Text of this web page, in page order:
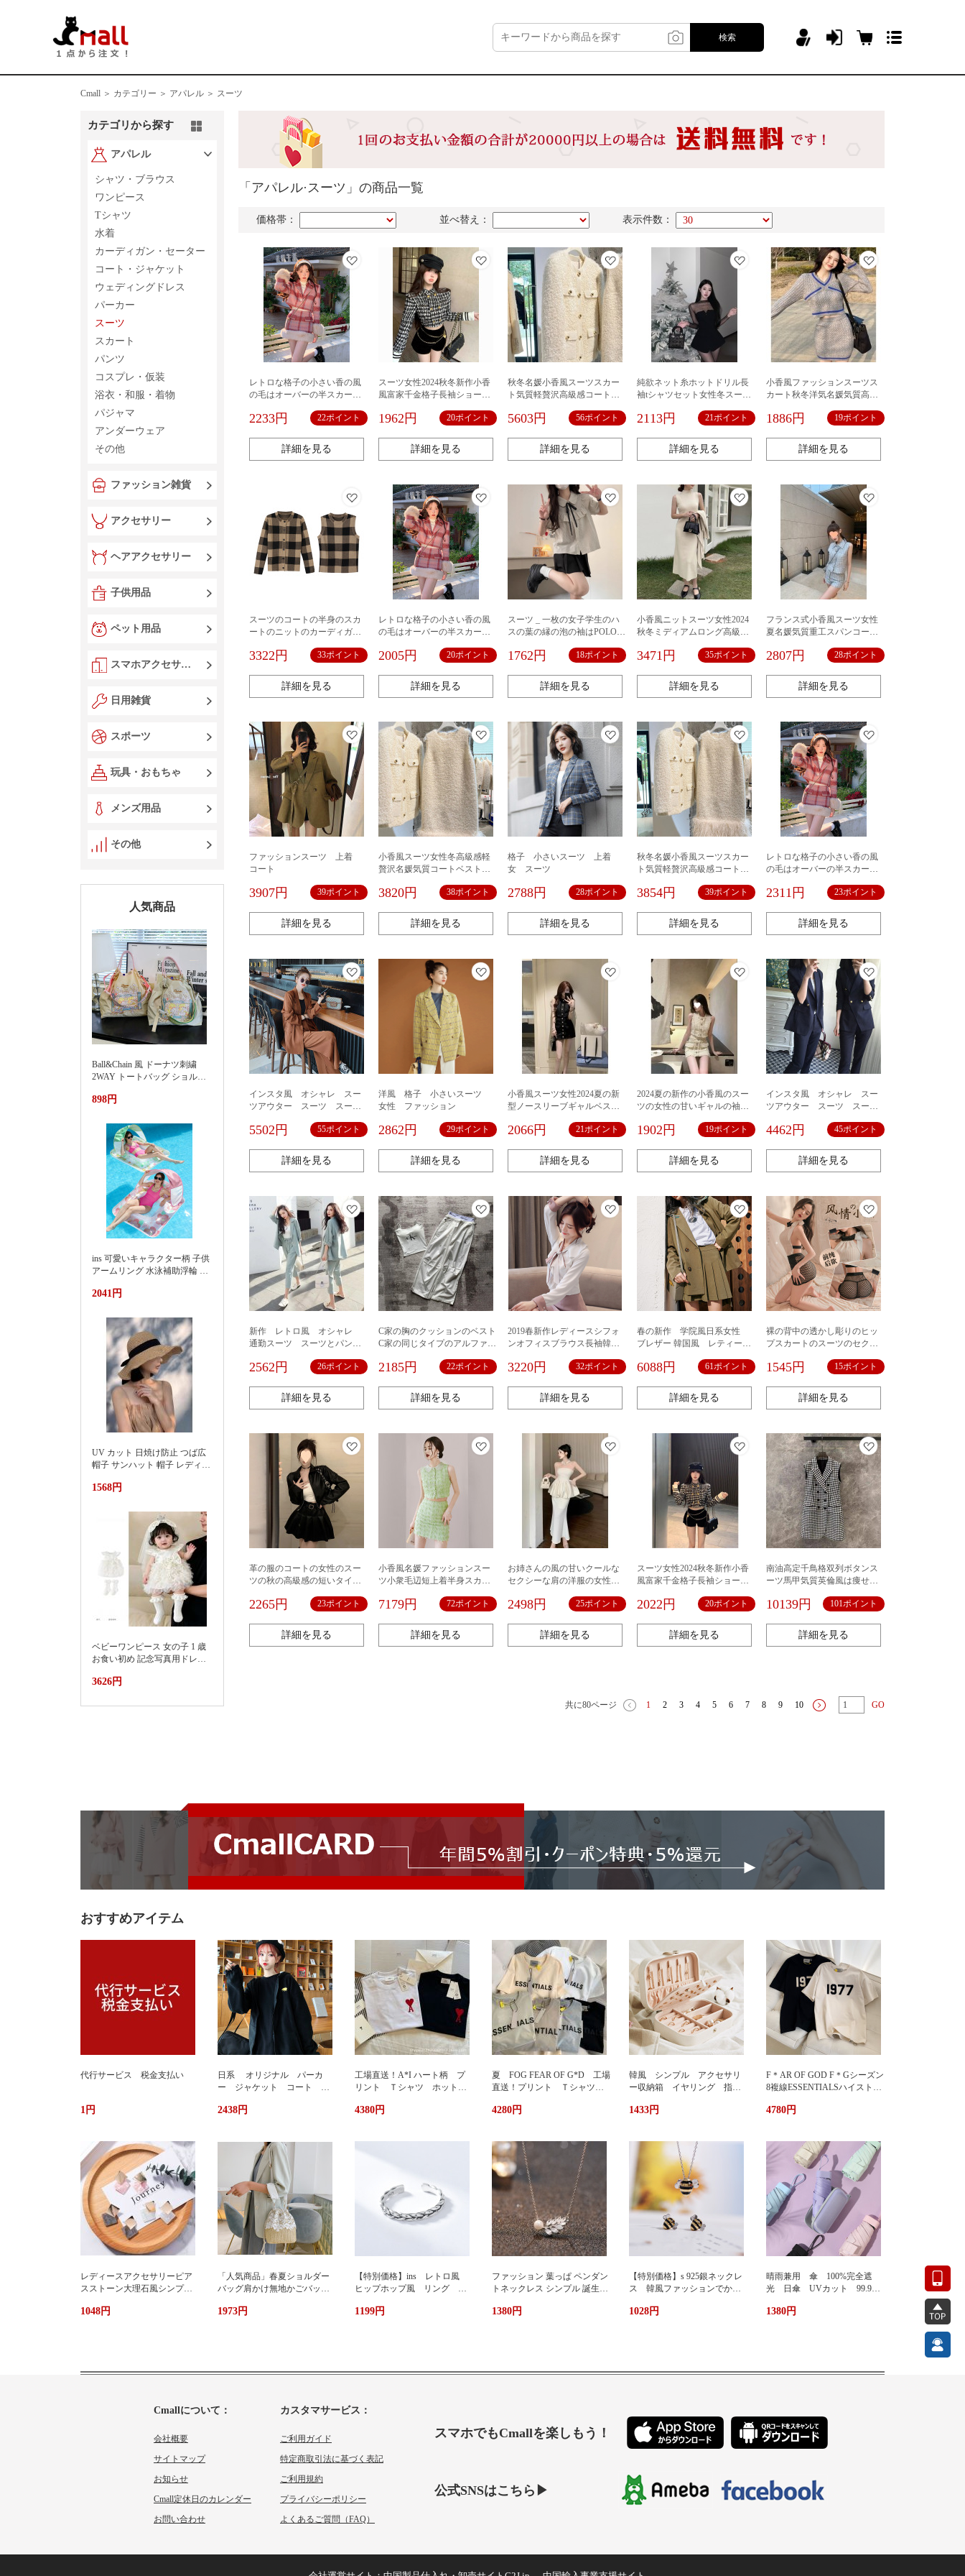
検索
Cmall ＞ カテゴリー ＞ アパレル ＞ スーツ
カテゴリから探す
アパレル
シャツ・ブラウス
ワンピース
Tシャツ
水着
カーディガン・セーター
コート・ジャケット
ウェディングドレス
パーカー
スーツ
スカート
パンツ
コスプレ・仮装
浴衣・和服・着物
パジャマ
アンダーウェア
その他
ファッション雑貨
アクセサリー
ヘアアクセサリー
子供用品
ペット用品
スマホアクセサリー
日用雑貨
スポーツ
玩具・おもちゃ
メンズ用品
その他
人気商品
Ball&Chain 風 ドーナツ刺繍
2WAY トートバッグ ショルダ
ッグ 大容量通勤カバン夏季新
搭通勤小众大容量单肩购物袋
898円
ins 可愛いキャラクター柄 子供
アームリング 水泳補助浮輪 プ
池遮阳蓬浮床充气浮排男女水
2041円
UV カット 日焼け防止 つば広
帽子 サンハット 帽子 レディー
好看防晒显脸小沙滩海边防紫
1568円
ベビーワンピース 女の子 1 歳
お食い初め 記念写真用ドレス
周礼服裙子婴儿夏装连衣裙蛋
3626円
「アパレル·スーツ」の商品一覧
価格帯： 並べ替え： 表示件数：
レトロな格子の小さい香の風
の毛はオーバーの半スカート
けて痩せています。
2233円 22ポイント
詳細を見る
スーツ女性2024秋冬新作小香
風富家千金格子長袖ショート
1962円 20ポイント
詳細を見る
秋冬名媛小香風スーツスカー
ト気質軽贅沢高級感コート毛
ス2点セット女性
5603円 56ポイント
詳細を見る
純欲ネット糸ホットドリル長
袖tシャツセット女性冬スーツ
2113円 21ポイント
詳細を見る
小香風ファッションスーツス
カート秋冬洋気名媛気質高級
ット女性
1886円 19ポイント
詳細を見る
スーツのコートの半身のスカ
ートのニットのカーディガン
ニーの紋様の女性のスーツの
3322円 33ポイント
詳細を見る
レトロな格子の小さい香の風
の毛はオーバーの半スカート
けて痩せています。
2005円 20ポイント
詳細を見る
スーツ _ 一枚の女子学生のハ
スの葉の縁の泡の袖はPOLOの
腰の高いスカートを締めま
1762円 18ポイント
詳細を見る
小香風ニットスーツ女性2024
秋冬ミディアムロング高級感
ンピース2点セット
3471円 35ポイント
詳細を見る
フランス式小香風スーツ女性
夏名媛気質重工スパンコール
ンツ
2807円 28ポイント
詳細を見る
ファッションスーツ 上着
コート
3907円 39ポイント
詳細を見る
小香風スーツ女性冬高級感軽
贅沢名媛気質コートベストワ
3820円 38ポイント
詳細を見る
格子 小さいスーツ 上着
女 スーツ
2788円 28ポイント
詳細を見る
秋冬名媛小香風スーツスカー
ト気質軽贅沢高級感コート毛
ス2点セット女性
3854円 39ポイント
詳細を見る
レトロな格子の小さい香の風
の毛はオーバーの半スカート
けて痩せています。
2311円 23ポイント
詳細を見る
インスタ風 オシャレ スー
ツアウター スーツ スーツ
ット 日常 カワイイ カジ
り 通学 通勤 デート ス
トレッチ レディース ファ
5502円 55ポイント
詳細を見る
洋風 格子 小さいスーツ
女性 ファッション
2862円 29ポイント
詳細を見る
小香風スーツ女性2024夏の新
型ノースリーブギャルベスト
スカート2点セット
2066円 21ポイント
詳細を見る
2024夏の新作の小香風のスー
ツの女性の甘いギャルの袖な
1902円 19ポイント
詳細を見る
インスタ風 オシャレ スー
ツアウター スーツ スーツ
セット購入可 日常 カワイ
ゆったり 通学 通勤 デー
ト ストレッチ レディー
4462円 45ポイント
詳細を見る
新作 レトロ風 オシャレ
通勤スーツ スーツとパンツ
スーツジャケット 日常 カ
トレッチ レディース ファ
ッション
2562円 26ポイント
詳細を見る
C家の胸のクッションのベスト
C家の同じタイプのアルファベ
2185円 22ポイント
詳細を見る
2019春新作レディースシフォ
ンオフィスブラウス長袖韓国
3220円 32ポイント
詳細を見る
春の新作 学院風日系女性
ブレザー 韓国風 レティース
たりし上着 アパレル スー
6088円 61ポイント
詳細を見る
裸の背中の透かし彫りのヒッ
プスカートのスーツのセクシ
誘惑して脱いで6608を免除し
1545円 15ポイント
詳細を見る
革の服のコートの女性のスー
ツの秋の高級感の短いタイプ
るギャルの百タックのスカー
2265円 23ポイント
詳細を見る
小香風名媛ファッションスー
ツ小衆毛辺短上着半身スカー
7179円 72ポイント
詳細を見る
お姉さんの風の甘いクールな
セクシーな肩の洋服の女性の
のスカートの2つの式のスーツ
2498円 25ポイント
詳細を見る
スーツ女性2024秋冬新作小香
風富家千金格子長袖ショート
2022円 20ポイント
詳細を見る
南油高定千鳥格双列ボタンス
ーツ馬甲気質英倫風は痩せて
10139円 101ポイント
詳細を見る
1 2 3 4 5 6 7 8 9 10
共に80ページ GO
おすすめアイテム
代行サービス 税金支払い
1円
日系 オリジナル パーカ
ー ジャケット コート 暖
ス ユニセックス 男女兼用
2438円
工場直送！A*I ハート柄 プ
リント Ｔシャツ ホットプ
ニセックス おしゃれ スト
4380円
夏 FOG FEAR OF G*D 工場
直送！プリント Ｔシャツ
兼用 ユニセックス おしゃ
4280円
韓風 シンプル アクセサリ
ー収納箱 イヤリング 指
ックス ジュエリーケース ジ
い 小物入れ イアリン
グ ピアス 首飾り アクセ
サリー ケース
1433円
F＊AR OF GOD F＊Gシーズン
8複線ESSENTIALSハイストリ
ツカップル半袖
4780円
レディースアクセサリーピア
スストーン大理石風シンプル
1048円
「人気商品」春夏ショルダー
バッグ肩かけ無地かごバッグ
1973円
【特別価格】ins レトロ風
ヒップホップ風 リング シ
ン 個性 s 925純銀 オーダ
1199円
ファッション 葉っぱ ペンダン
トネックレス シンプル 誕生日
レディースファッション 新作
1380円
【特別価格】s 925銀ネックレ
ス 韓風ファッションでかわ
1028円
晴雨兼用 傘 100%完全遮
光 日傘 UVカット 99.9%
み傘 遮光 遮熱 撥水 耐
1380円
Cmallについて：
会社概要
サイトマップ
お知らせ
Cmall定休日のカレンダー
お問い合わせ
カスタマサービス：
ご利用ガイド
特定商取引法に基づく表記
ご利用規約
プライバシーポリシー
よくあるご質問（FAQ）
スマホでもCmallを楽しもう！
公式SNSはこちら▶